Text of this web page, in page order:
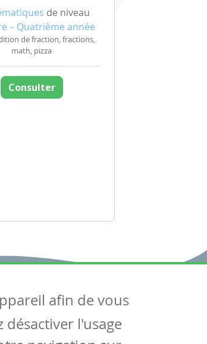
de niveau
– Quatrième année
de fraction, fractions,
math, pizza
Consulter
afin de vous
l'usage